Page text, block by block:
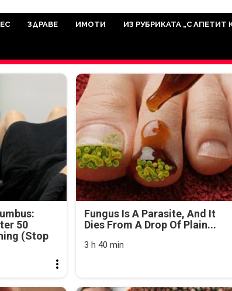
да отразява всичко
на нашия сайт са от
затова държим на
ЗДРАВЕ ИМОТИ ИЗ РУБРИКАТА „С АПЕТИТ
50
(Stop
Fungus Is A Parasite, And It
Dies From A Drop Of Plain...
3 h 40 min